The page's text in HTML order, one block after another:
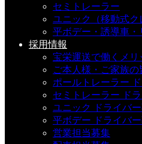
セミトレーラー
ユニック（移動式ク
平ボデー・誘導車・
採用情報
宝栄運送で働くメリ
ご本人様・ご家族の
ポールトレーラー
セミトレーラー ド
ユニック ドライバ
平ボデー ドライバ
営業担当募集
『令和元年』新車入車・
2019-12-09(Mon)
新車が入りました① （
2022-01-27(Thu)